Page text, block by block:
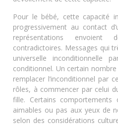
Pour le bébé, cette capacité
progressivement au contact
représentations envoient
contradictoires. Messages qui
universelle inconditionnelle
conditionnel. Un certain
remplacer l’inconditionnel par
rôles, à commencer par celui
fille. Certains
aimables ou pas aux yeux de
selon des considérations